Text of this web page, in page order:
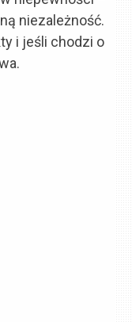
niezależność.
i jeśli chodzi o